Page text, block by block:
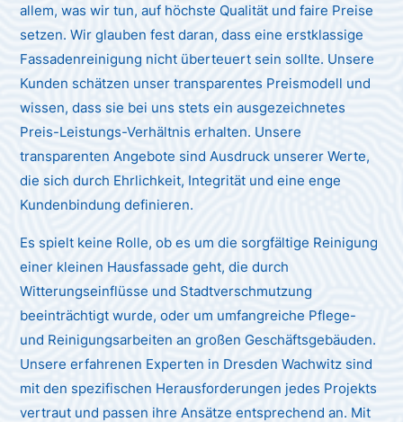
allem, was wir tun, auf höchste Qualität und faire Preise
setzen. Wir glauben fest daran, dass eine erstklassige
Fassadenreinigung nicht überteuert sein sollte. Unsere
Kunden schätzen unser transparentes Preismodell und
wissen, dass sie bei uns stets ein ausgezeichnetes
Preis-Leistungs-Verhältnis erhalten. Unsere
transparenten Angebote sind Ausdruck unserer Werte,
die sich durch Ehrlichkeit, Integrität und eine enge
Kundenbindung definieren.
Es spielt keine Rolle, ob es um die sorgfältige Reinigung
einer kleinen Hausfassade geht, die durch
Witterungseinflüsse und Stadtverschmutzung
beeinträchtigt wurde, oder um umfangreiche Pflege-
und Reinigungsarbeiten an großen Geschäftsgebäuden.
Unsere erfahrenen Experten in Dresden Wachwitz sind
mit den spezifischen Herausforderungen jedes Projekts
vertraut und passen ihre Ansätze entsprechend an. Mit